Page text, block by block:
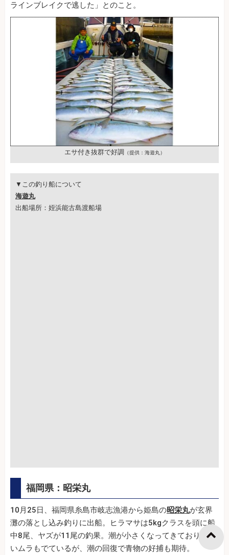
ラインブレイクで逃した」とのこと。
エサ付き抜群で好調 （提供：海遊丸）
▼この釣り船について
海遊丸
出船場所：姪浜能古島渡船場
福岡県：昭栄丸
10月25日、福岡県糸島市岐志漁港から姫島の昭栄丸が玄界
灘の落とし込み釣りに出船。ヒラマサは5kgクラスを頭に船
中8尾、ヤズが11尾の釣果。潮が小さくなってきており、食
いムラもでているが、潮の回復で青物の好捕も期待。